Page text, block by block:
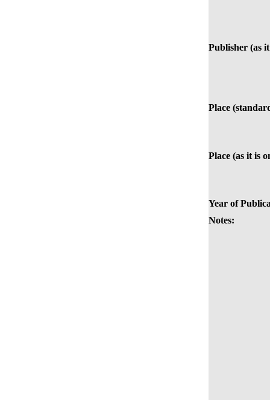
Publisher (as
Place
Place (as it is
Year of
Notes: